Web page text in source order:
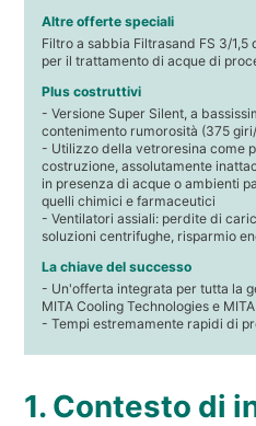
Altre offerte speciali
Filtro a sabbia Filtrasand FS 3/1,5
per il trattamento di acque di
Plus costruttivi
- Versione Super Silent, a
contenimento rumorosità (375
- Utilizzo della vetroresina come
costruzione, assolutamente
in presenza di acque o ambienti
quelli chimici e farmaceutici
- Ventilatori assiali: perdite di
soluzioni centrifughe, risparmio
La chiave del successo
- Un'offerta integrata per tutta la
MITA Cooling Technologies e
- Tempi estremamente rapidi di
1. Contesto di